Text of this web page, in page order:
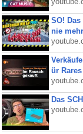
SO!
nie
ür
Das